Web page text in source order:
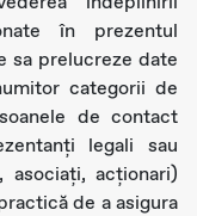
în prezentul
sa prelucreze date
categorii de
de contact
legali sau
asociați, acționari)
de a asigura